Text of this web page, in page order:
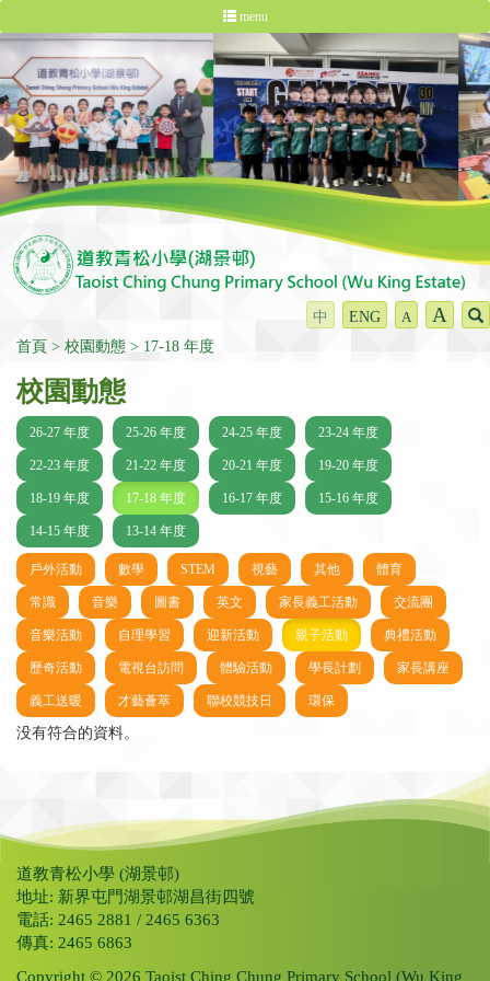
menu
中 ENG A A
首頁 校園動態 17-18 年度
校園動態
26-27 年度 25-26 年度 24-25 年度 23-24 年度
22-23 年度 21-22 年度 20-21 年度 19-20 年度
18-19 年度 17-18 年度 16-17 年度 15-16 年度
14-15 年度 13-14 年度
戶外活動 數學 STEM 視藝 其他 體育
常識 音樂 圖書 英文 家長義工活動 交流團
音樂活動 自理學習 迎新活動 親子活動 典禮活動
歷奇活動 電視台訪問 體驗活動 學長計劃 家長講座
義工送暖 才藝薈萃 聯校競技日 環保
没有符合的資料。
道教青松小學 (湖景邨)
地址: 新界屯門湖景邨湖昌街四號
電話: 2465 2881 / 2465 6363
傳真: 2465 6863
Copyright © 2026 Taoist Ching Chung Primary School (Wu King